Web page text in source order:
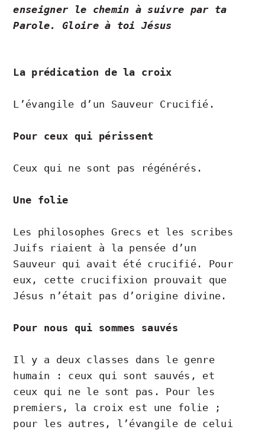
enseigner le chemin à suivre par ta
Parole. Gloire à toi Jésus
La prédication de la croix
L’évangile d’un Sauveur Crucifié.
Pour ceux qui périssent
Ceux qui ne sont pas régénérés.
Une folie
Les philosophes Grecs et les scribes
Juifs riaient à la pensée d’un
Sauveur qui avait été crucifié. Pour
eux, cette crucifixion prouvait que
Jésus n’était pas d’origine divine.
Pour nous qui sommes sauvés
Il y a deux classes dans le genre
humain : ceux qui sont sauvés, et
ceux qui ne le sont pas. Pour les
premiers, la croix est une folie ;
pour les autres, l’évangile de celui